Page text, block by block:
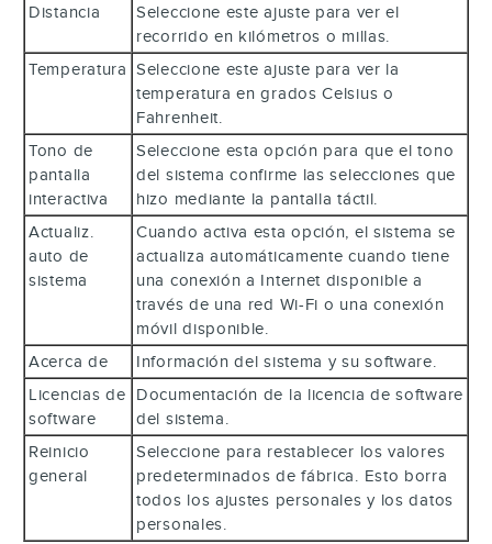
Distancia
Seleccione este ajuste para ver el
recorrido en kilómetros o millas.
Temperatura Seleccione este ajuste para ver la
temperatura en grados Celsius o
Fahrenheit.
Tono de
pantalla
interactiva
Seleccione esta opción para que el tono
del sistema confirme las selecciones que
hizo mediante la pantalla táctil.
Actualiz.
auto de
sistema
Cuando activa esta opción, el sistema se
actualiza automáticamente cuando tiene
una conexión a Internet disponible a
través de una red Wi-Fi o una conexión
móvil disponible.
Acerca de
Información del sistema y su software.
Licencias de
software
Documentación de la licencia de software
del sistema.
Reinicio
general
Seleccione para restablecer los valores
predeterminados de fábrica. Esto borra
todos los ajustes personales y los datos
personales.